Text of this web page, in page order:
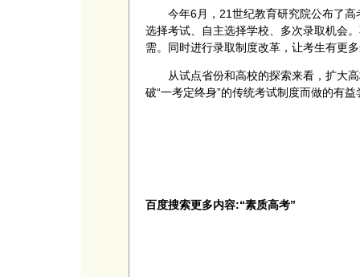
今年6月，21世纪教育研究院公布了高
选择考试、自主选择学校、多次录取机会
需。同时进行录取制度改革，让考生有更
从试点省份和高校的探索来看，扩大高
破“一考定终身”的传统考试制度而做的有
百度搜索更多内容:“素质高考”